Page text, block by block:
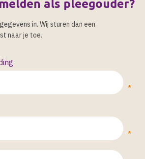
als pleegouder?
in. Wij sturen dan een
naar je toe.